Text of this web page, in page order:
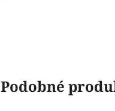
Podobné